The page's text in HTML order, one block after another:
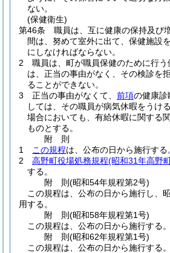
ない。
(保健衛生)
第46条
職員は、互に健康の保持及び
間は、努めて室外に出て、保健施設
にしなければならない。
2
職員は、町が職員保健のために行
は、正当の事由がなく、その検診を
ることができない。
3
正当の事由がなくて、 前項の健康診
しては、その職員が病気休暇をうけ
場合においても、有給休暇に関する
ものとする。
附 則
1
この規程は、公布の日から施行する
2
高野町役場処務規程(昭和31年高野
する。
附 則(昭和54年規程第2号)
この規程は、公布の日から施行し、
用する。
附 則(昭和58年規程第1号)
この規程は、公布の日から施行する。
附 則(昭和62年規程第1号)
この規程は、公布の日から施行する。